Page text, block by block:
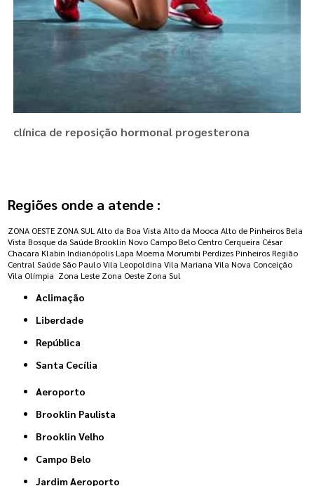
clínica de reposição hormonal progesterona
Regiões onde a atende :
ZONA OESTE ZONA SUL Alto da Boa Vista Alto da Mooca Alto de Pinheiros Bela
Vista Bosque da Saúde Brooklin Novo Campo Belo Centro Cerqueira César
Chacara Klabin Indianópolis Lapa Moema Morumbi Perdizes Pinheiros Região
Central Saúde São Paulo Vila Leopoldina Vila Mariana Vila Nova Conceição
Vila Olímpia Zona Leste Zona Oeste Zona Sul
Aclimação
Liberdade
República
Santa Cecília
Aeroporto
Brooklin Paulista
Brooklin Velho
Campo Belo
Jardim Aeroporto